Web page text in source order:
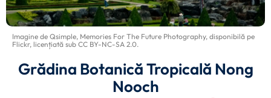
Imagine de Qsimple, Memories For The Future Photography, disponibilă pe
Flickr, licențiată sub CC BY-NC-SA 2.0.
Grădina Botanică Tropicală Nong
Nooch